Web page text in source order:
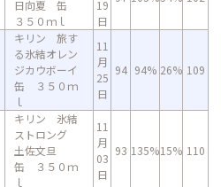
日向夏 缶
３５０ｍｌ
19
日
キリン 旅す
る氷結オレン
ジカウボーイ
缶 ３５０ｍ
ｌ
11
月
25
日
94 94% 26% 109
キリン 氷結
ストロング
土佐文旦
缶 ３５０ｍ
ｌ
11
月
03
日
93 135%15% 110